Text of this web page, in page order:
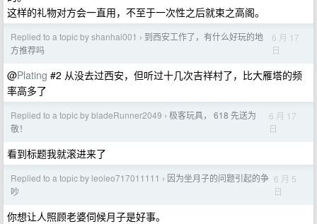
这样的礼物对方会一直用，不至于一次性之后就束之高阁。
Replied to a topic by shanhai001 › 到西安工作了，有什么好玩的地
方推荐吗
6 月 17
日
@Plating #2 从没去过西安，但听过十几次吉祥村了，比大雁塔的频
率高多了
Replied to a topic by bladeRunner2049 › 极客玩具， 618 先送为
敬！
6 月 17
日
看到标题我就滚进来了
Replied to a topic by leoleo717011111 › 因为坐月子的问题引起的争
吵
6 月 5
日
你想让人照顾老婆伺候月子是好事。